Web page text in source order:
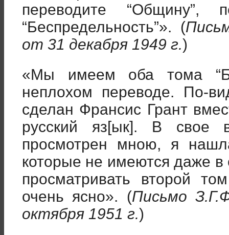
переводите “Общину”,
“Беспредельность”». (
от 31 декабря 1949 г.)
«Мы имеем оба тома
неплохом переводе. По-
сделан Франсис Грант
русский яз[ык]. В свое
просмотрен мною, я
которые не имеются даже
просматривать второй
очень ясно». (Письмо
октября 1951 г.)